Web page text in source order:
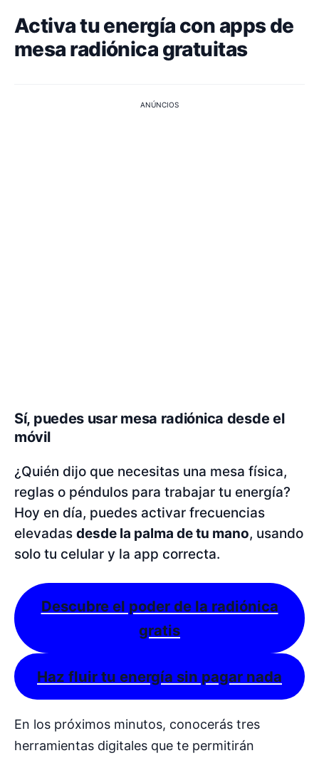
Activa tu energía con apps de
mesa radiónica gratuitas
ANÚNCIOS
Sí, puedes usar mesa radiónica desde el
móvil
¿Quién dijo que necesitas una mesa física,
reglas o péndulos para trabajar tu energía?
Hoy en día, puedes activar frecuencias
elevadas desde la palma de tu mano, usando
solo tu celular y la app correcta.
Descubre el poder de la radiónica
gratis
Haz fluir tu energía sin pagar nada
En los próximos minutos, conocerás tres
herramientas digitales que te permitirán